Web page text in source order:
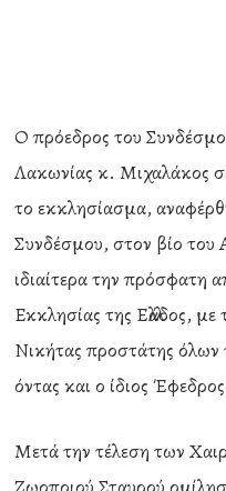
Ο πρόεδρος του
Λακωνίας κ. Μιχαλάκος
το εκκλησίασμα,
Συνδέσμου, στον βίο του
ιδιαίτερα την πρόσφατη
Εκκλησίας της Ελλάδος,
Νικήτας προστάτης
όντας και ο ίδιος
Μετά την τέλεση των